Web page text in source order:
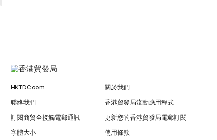
HKTDC.com 關於我們
聯絡我們 香港貿發局流動應用程式
訂閱商貿全接觸電郵通訊 更新您的香港貿發局電郵訂閱
字體大小 使用條款